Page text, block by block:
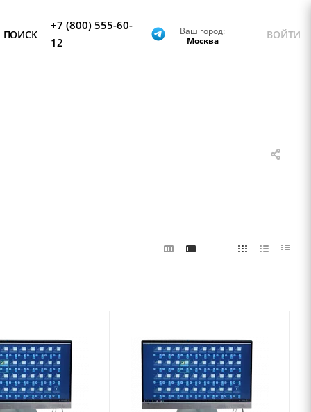
ПОИСК
+7 (800) 555-60-
12
Ваш город:
Москва
ВОЙТИ